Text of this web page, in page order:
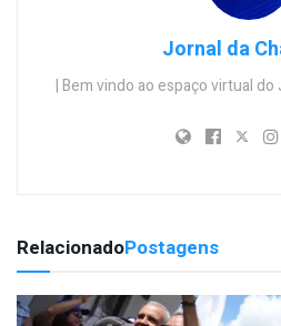
Jornal da
| Bem vindo ao espaço virtual do
RelacionadoPostagens